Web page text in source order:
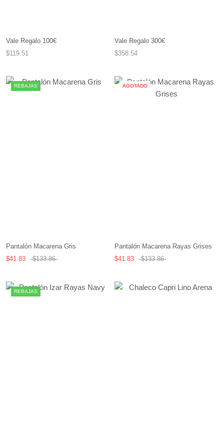
Vale Regalo 100€
$119.51
Vale Regalo 300€
$358.54
REBAJAS
Pantalón Macarena Gris
$41.83
$133.86
AGOTADO
Pantalón Macarena Rayas Grises
$41.83
$133.86
REBAJAS